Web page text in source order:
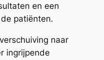
en een
patiënten.
naar
ingrijpende